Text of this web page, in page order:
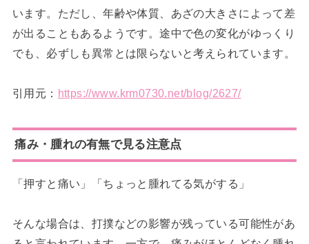
います。ただし、年齢や体質、あざの大きさによって差
が出ることもあるようです。途中で色の変化がゆっくり
でも、必ずしも異常とは限らないと考えられています。
引用元： https://www.krm0730.net/blog/2627/
痛み・腫れの有無で見る注意点
「押すと痛い」「ちょっと腫れてる気がする」
そんな場合は、打撲などの影響が残っている可能性があ